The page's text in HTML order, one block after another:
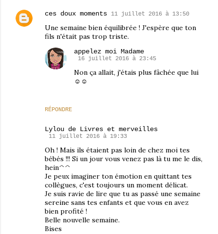
ces doux moments 11 juillet 2016 à 13:50
Une semaine bien équilibrée ! J'espère que ton
fils n'était pas trop triste.
RÉPONDRE
appelez moi Madame
16 juillet 2016 à 23:45
Non ça allait, j'étais plus fâchée que lui
☺☺
Lylou de Livres et merveilles
11 juillet 2016 à 19:33
Oh ! Mais ils étaient pas loin de chez moi tes
bébés !!! Si un jour vous venez pas là tu me le dis,
hein^^
Je peux imaginer ton émotion en quittant tes
collègues, c'est toujours un moment délicat.
Je suis ravie de lire que tu as passé une semaine
sereine sans tes enfants et que vous en avez
bien profité !
Belle nouvelle semaine.
Bises